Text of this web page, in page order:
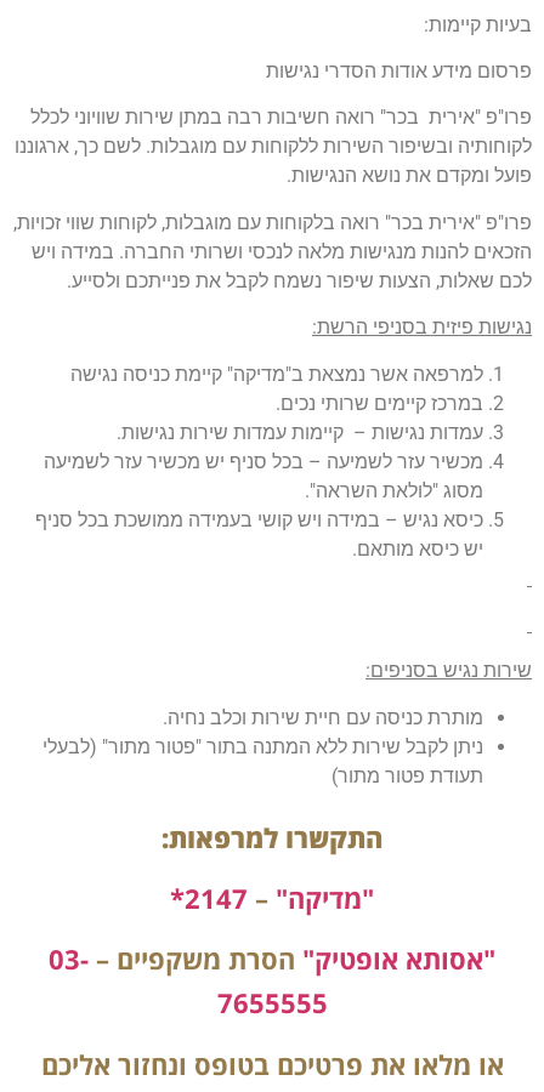
בעיות קיימות:
פרסום מידע אודות הסדרי נגישות
פרו"פ "אירית בכר" רואה חשיבות רבה במתן שירות שוויוני לכלל
לקוחותיה ובשיפור השירות ללקוחות עם מוגבלות. לשם כך, ארגוננו
פועל ומקדם את נושא הנגישות.
פרו"פ "אירית בכר" רואה בלקוחות עם מוגבלות, לקוחות שווי זכויות,
הזכאים להנות מנגישות מלאה לנכסי ושרותי החברה. במידה ויש
לכם שאלות, הצעות שיפור נשמח לקבל את פנייתכם ולסייע.
נגישות פיזית בסניפי הרשת:
למרפאה אשר נמצאת ב"מדיקה" קיימת כניסה נגישה
במרכז קיימים שרותי נכים.
עמדות נגישות – קיימות עמדות שירות נגישות.
מכשיר עזר לשמיעה – בכל סניף יש מכשיר עזר לשמיעה
מסוג "לולאת השראה".
כיסא נגיש – במידה ויש קושי בעמידה ממושכת בכל סניף
יש כיסא מותאם.
שירות נגיש בסניפים:
מותרת כניסה עם חיית שירות וכלב נחיה.
ניתן לקבל שירות ללא המתנה בתור "פטור מתור" (לבעלי
תעודת פטור מתור)
התקשרו למרפאות:
"מדיקה" –
2147*
"אסותא אופטיק" הסרת משקפיים – 03-
7655555
או מלאו את פרטיכם בטופס ונחזור אליכם